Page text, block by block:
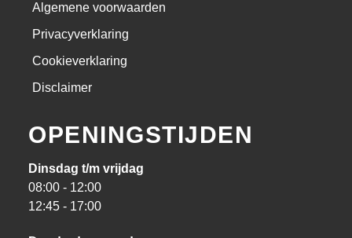
Algemene voorwaarden
Privacyverklaring
Cookieverklaring
Disclaimer
OPENINGSTIJDEN
Dinsdag t/m vrijdag
08:00 - 12:00
12:45 - 17:00